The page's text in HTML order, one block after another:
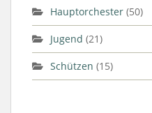
Hauptorchester (50)
Jugend (21)
Schützen (15)